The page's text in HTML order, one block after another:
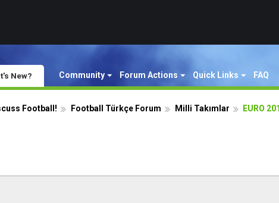
Community Forum Actions Quick Links FAQ
New?
Football! Football Türkçe Forum Milli Takımlar EURO